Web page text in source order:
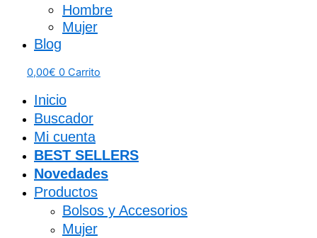
Hombre
Mujer
Blog
0,00€ 0 Carrito
Inicio
Buscador
Mi cuenta
BEST SELLERS
Novedades
Productos
Bolsos y Accesorios
Mujer